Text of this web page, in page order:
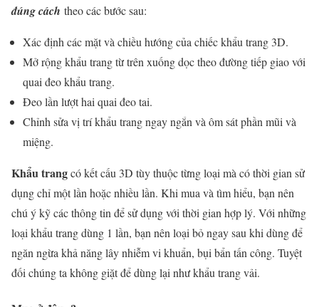
đúng cách theo các bước sau:
Xác định các mặt và chiều hướng của chiếc khẩu trang 3D.
Mở rộng khẩu trang từ trên xuống dọc theo đường tiếp giao với
quai đeo khẩu trang.
Đeo lần lượt hai quai đeo tai.
Chỉnh sửa vị trí khẩu trang ngay ngắn và ôm sát phần mũi và
miệng.
Khẩu trangcó kết cấu 3D tùy thuộc từng loại mà có thời gian sử
dụng chỉ một lần hoặc nhiều lần. Khi mua và tìm hiểu, bạn nên
chú ý kỹ các thông tin để sử dụng với thời gian hợp lý. Với những
loại khẩu trang dùng 1 lần, bạn nên loại bỏ ngay sau khi dùng để
ngăn ngừa khả năng lây nhiễm vi khuẩn, bụi bẩn tấn công. Tuyệt
đối chúng ta không giặt để dùng lại như khẩu trang vải.